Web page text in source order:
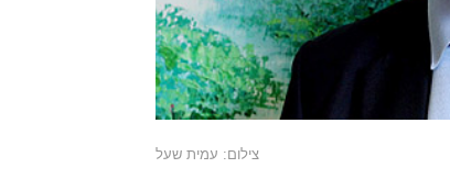
צילום: עמית שעל